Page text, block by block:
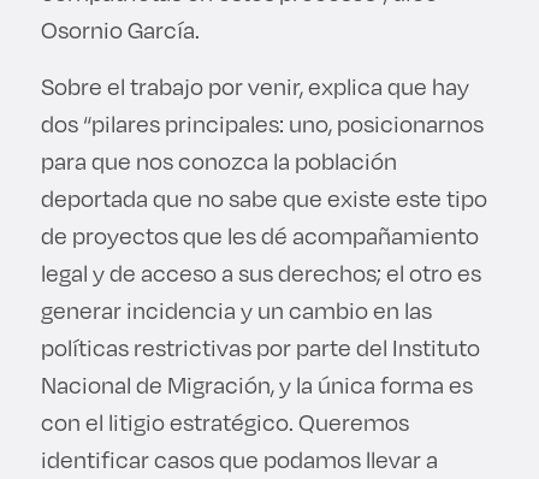
Osornio García.
Sobre el trabajo por venir, explica que hay
dos “pilares principales: uno, posicionarnos
para que nos conozca la población
deportada que no sabe que existe este tipo
de proyectos que les dé acompañamiento
legal y de acceso a sus derechos; el otro es
generar incidencia y un cambio en las
políticas restrictivas por parte del Instituto
Nacional de Migración, y la única forma es
con el litigio estratégico. Queremos
identificar casos que podamos llevar a